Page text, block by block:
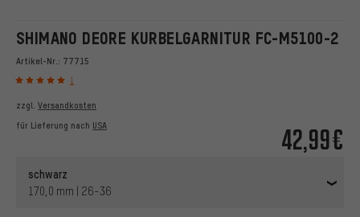
SHIMANO DEORE KURBELGARNITUR FC-M5100-2
Artikel-Nr.: 77715
1
42,99€
zzgl. Versandkosten
für Lieferung nach USA
schwarz
170,0 mm | 26-36